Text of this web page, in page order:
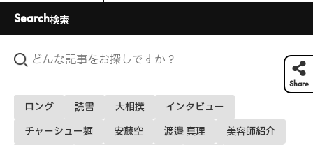
Search検索
ロング 読書 大相撲 インタビュー
チャーシュー麺 安藤空 渡邉 真理 美容師紹介
Share